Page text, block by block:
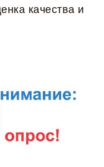
качества и